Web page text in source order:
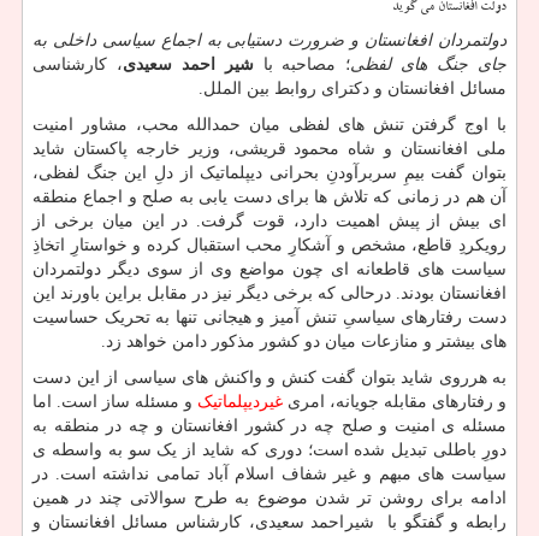
دولت افغانستان می گوید
دولتمردان افغانستان و ضرورت دستیابی به اجماع سیاسی داخلی به
جای جنگ های لفظی؛ مصاحبه باشیر احمد سعیدی، کارشناسی
مسائل افغانستان و دکترای روابط بین الملل.
با اوج گرفتن تنش های لفظی میان حمدالله محب، مشاور امنیت
ملی افغانستان و شاه محمود قریشی، وزیر خارجه پاکستان شاید
بتوان گفت بیمِ سربرآودنِ بحرانی دیپلماتیک از دلِ این جنگ لفظی،
آن هم در زمانی که تلاش ها برای دست یابی به صلح و اجماع منطقه
ای بیش از پیش اهمیت دارد، قوت گرفت. در این میان برخی از
رویکردِ قاطع، مشخص و آشکارِ محب استقبال کرده و خواستارِ اتخاذِ
سیاست های قاطعانه ای چون مواضع وی از سوی دیگر دولتمردان
افغانستان بودند. درحالی که برخی دیگر نیز در مقابل براین باورند این
دست رفتارهای سیاسیِ تنش آمیز و هیجانی تنها به تحریک حساسیت
های بیشتر و منازعات میان دو کشور مذکور دامن خواهد زد.
به هرروی شاید بتوان گفت کنش و واکنش های سیاسی از این دست
و رفتارهای مقابله جویانه، امری غیردیپلماتیک و مسئله ساز است. اما
مسئله ی امنیت و صلح چه در کشور افغانستان و چه در منطقه به
دورِ باطلی تبدیل شده است؛ دوری که شاید از یک سو به واسطه ی
سیاست های مبهم و غیر شفاف اسلام آباد تمامی نداشته است. در
ادامه برای روشن تر شدن موضوع به طرح سوالاتی چند در همین
رابطه و گفتگو با شیراحمد سعیدی، کارشناس مسائل افغانستان و